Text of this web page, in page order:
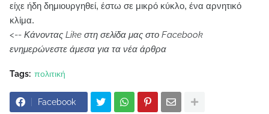
είχε ήδη δημιουργηθεί, έστω σε μικρό κύκλο, ένα αρνητικό
κλίμα.
<-- Κάνοντας Like στη σελίδα μας στο Facebook
ενημερώνεστε άμεσα για τα νέα άρθρα
Tags: πολιτική
Facebook